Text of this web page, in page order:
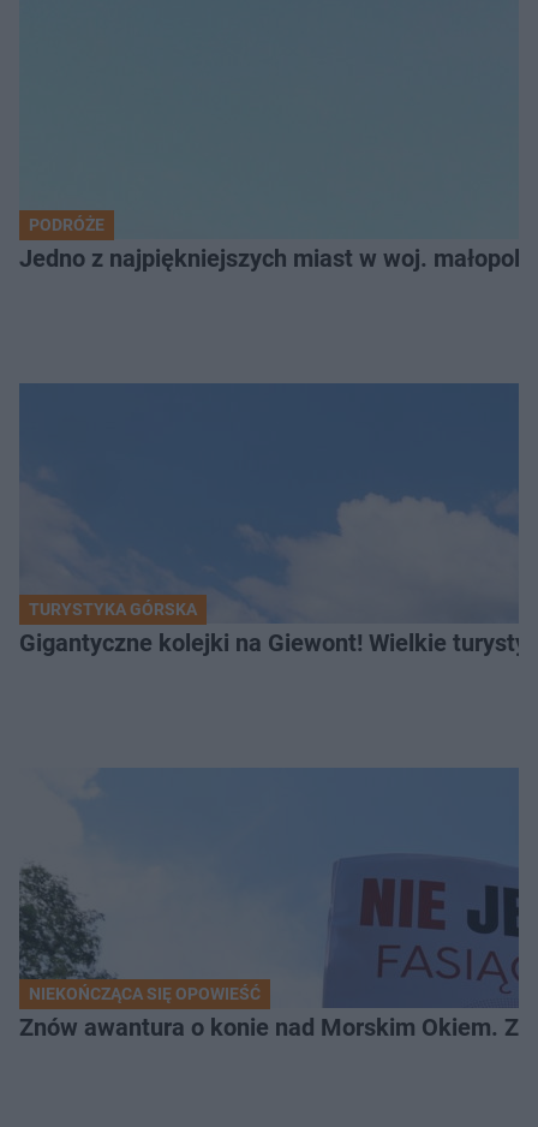
PODRÓŻE
Jedno z najpiękniejszych miast w woj.
TURYSTYKA GÓRSKA
Gigantyczne kolejki na Giewont! Wielkie
NIEKOŃCZĄCA SIĘ OPOWIEŚĆ
Znów awantura o konie nad Morskim Okiem.